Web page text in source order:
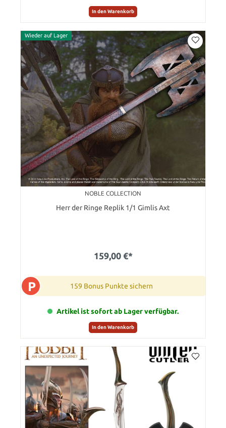
In den Warenkorb
Wieder auf Lager
NOBLE COLLECTION
Herr der Ringe Replik 1/1 Gimlis Axt
159,00 €*
P 159 Bonus Punkte sichern
Artikel ist sofort ab Lager verfügbar.
In den Warenkorb